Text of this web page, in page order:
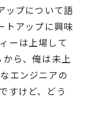
ップについて語
トアップに興味
ーは上場して
から、俺は未上
エンジニアの
すけど、どう